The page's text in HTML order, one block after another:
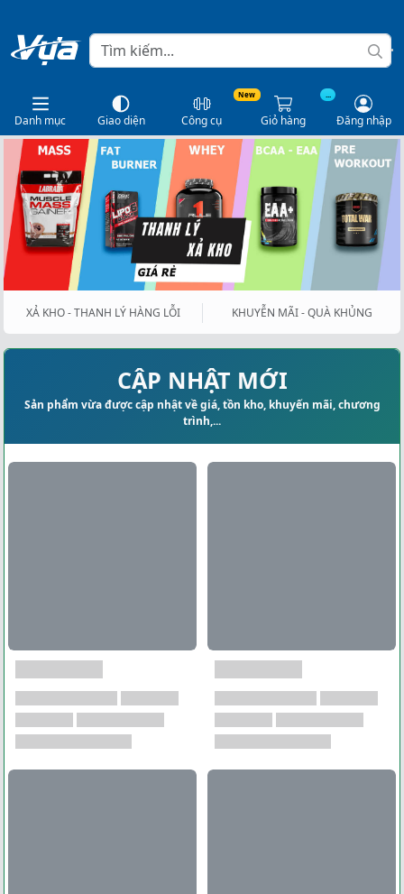
Danh mục Giao diện
New
Công cụ
...
Giỏ hàng Đăng nhập
XẢ KHO - THANH LÝ HÀNG LỖI KHUYỄN MÃI - QUÀ KHỦNG
CẬP NHẬT MỚI
Sản phẩm vừa được cập nhật về giá, tồn kho, khuyến mãi, chương
trình,...